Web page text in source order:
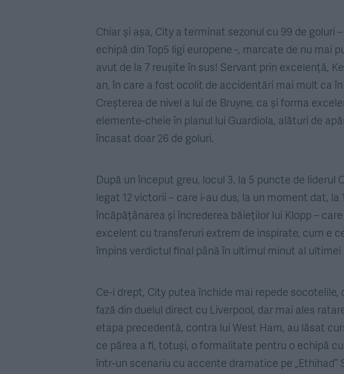
Chiar și așa, City a terminat sezonul cu 99 de goluri
echipă din Top5 ligi europene -, marcate de nu mai
avut de la 7 reușite în sus! Servant prin excelență,
an, în care a fost ocolit de accidentări mai mult ca
Creșterea de nivel a lui de Bruyne, ca și forma
elemente-cheie în planul lui Guardiola, alături de
încasat doar 26 de goluri.
După un început greu, locul 3, la 5 puncte de liderul
legat 12 victorii – care i-au dus, la un moment dat, la
încăpățânarea și încrederea băieților lui Klopp –
excelent cu transferuri extrem de inspirate, cum e
împins verdictul final până în ultimul minut al ultimei
Ce-i drept, City putea închide mai repede
fază din duelul direct cu Liverpool, dar mai ales
etapa precedentă, contra lui West Ham, au lăsat
ce părea a fi, totuși, o formalitate pentru o echipă
într-un scenariu cu accente dramatice pe